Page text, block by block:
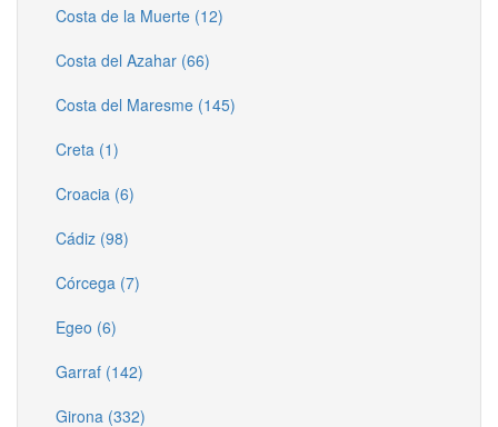
Costa de la Muerte (12)
Costa del Azahar (66)
Costa del Maresme (145)
Creta (1)
Croacia (6)
Cádiz (98)
Córcega (7)
Egeo (6)
Garraf (142)
Girona (332)